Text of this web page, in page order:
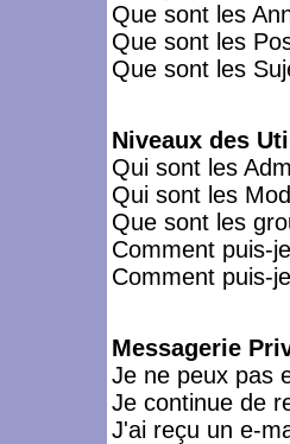
Que sont les
Que sont les
Que sont les
Niveaux des
Qui sont les
Qui sont les
Que sont les
Comment puis-
Comment puis-
Messagerie
Je ne peux pas
Je continue de
J'ai reçu un e-